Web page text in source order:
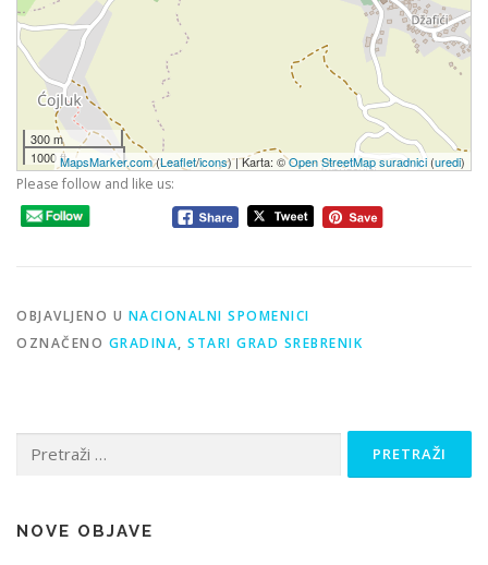
300 m
1000 ftMapsMarker.com(Leaflet/icons) | Karta: ©Open StreetMap suradnici (uredi)
Please follow and like us:
OBJAVLJENO U NACIONALNI SPOMENICI
OZNAČENO GRADINA, STARI GRAD SREBRENIK
NOVE OBJAVE